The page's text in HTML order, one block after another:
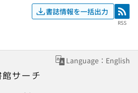
書誌情報を一括出力 RSS
RSS
Language：English